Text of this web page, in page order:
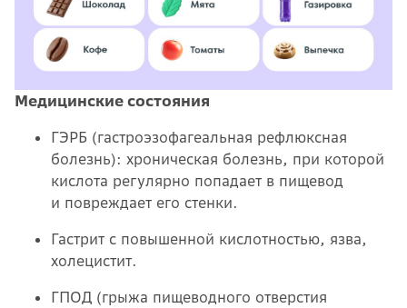
Медицинские состояния
ГЭРБ (гастроэзофагеальная рефлюксная
болезнь): хроническая болезнь, при которой
кислота регулярно попадает в пищевод
и повреждает его стенки.
Гастрит с повышенной кислотностью, язва,
холецистит.
ГПОД (грыжа пищеводного отверстия